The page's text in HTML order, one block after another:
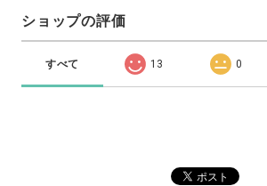
ショップの評価
すべて 13 0